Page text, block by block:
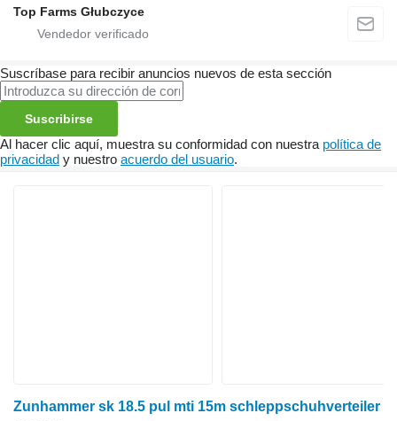
Top Farms Głubczyce
Suscríbase para recibir anuncios nuevos de esta sección
Suscribirse
Al hacer clic aquí, muestra su conformidad con nuestra política de
privacidad y nuestro acuerdo del usuario.
Zunhammer sk 18.5 pul mti 15m schleppschuhverteiler